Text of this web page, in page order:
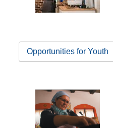
Opportunities for Youth